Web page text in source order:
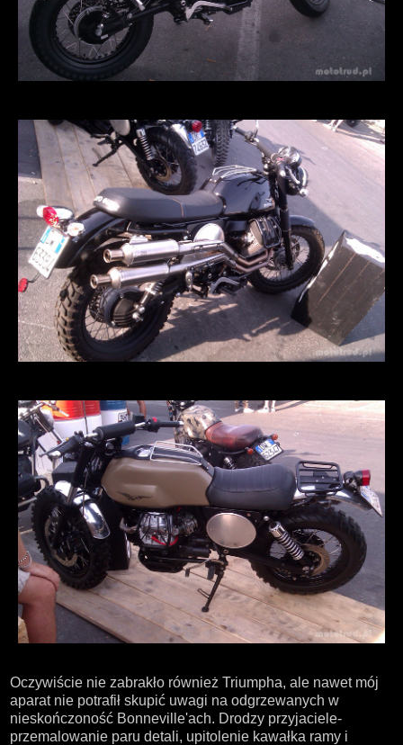
Oczywiście nie zabrakło również Triumpha, ale nawet mój
aparat nie potrafił skupić uwagi na odgrzewanych w
nieskończoność Bonneville'ach. Drodzy przyjaciele-
przemalowanie paru detali, upitolenie kawałka ramy i